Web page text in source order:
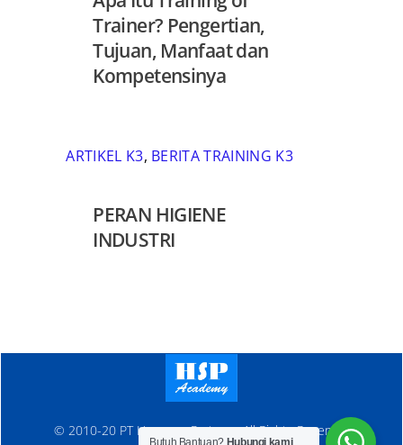
Trainer? Pengertian,
Tujuan, Manfaat dan
Kompetensinya
ARTIKEL K3, BERITA TRAINING K3
PERAN HIGIENE
INDUSTRI
© 2010-20 PT Hanosen Pratama. All Rights Reserved
Butuh Bantuan? Hubungi kami